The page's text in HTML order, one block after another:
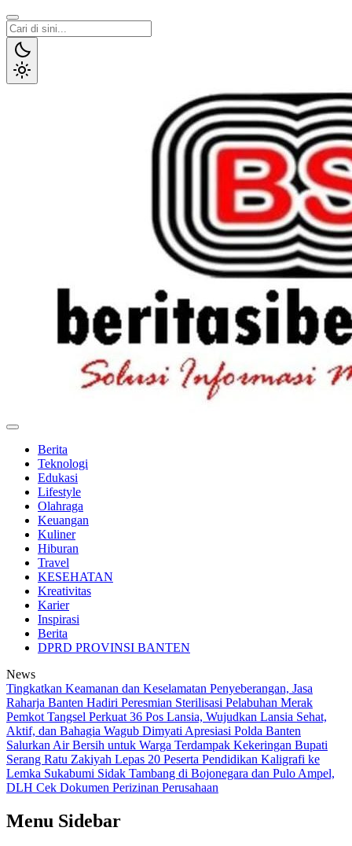
Lewati
ke
konten
Berita
Teknologi
Edukasi
Lifestyle
Olahraga
Keuangan
Kuliner
Hiburan
Travel
KESEHATAN
Kreativitas
Karier
Inspirasi
Berita
DPRD PROVINSI BANTEN
News
Tingkatkan Keamanan dan Keselamatan Penyeberangan, Jasa
Raharja Banten Hadiri Peresmian Sterilisasi Pelabuhan Merak
Pemkot Tangsel Perkuat 36 Pos Lansia, Wujudkan Lansia Sehat,
Aktif, dan Bahagia Wagub Dimyati Apresiasi Polda Banten
Salurkan Air Bersih untuk Warga Terdampak Kekeringan Bupati
Serang Ratu Zakiyah Lepas 20 Peserta Pendidikan Kaligrafi ke
Lemka Sukabumi Sidak Tambang di Bojonegara dan Pulo Ampel,
DLH Cek Dokumen Perizinan Perusahaan
Menu Sidebar